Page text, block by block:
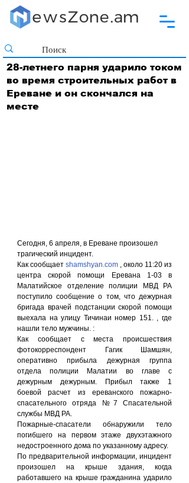
28-летнего парня ударило током
во время строительных работ в
Ереване и он скончался на
месте
Сегодня, 6 апреля, в Ереване произошел
трагический инцидент.
Как сообщает shamshyan.com , около 11:20 из
центра скорой помощи Еревана 1-03 в
Малатийское отделение полиции МВД РА
поступило сообщение о том, что дежурная
бригада врачей подстанции скорой помощи
выехала на улицу Тичинаи номер 151. , где
нашли тело мужчины. :
Как сообщает с места происшествия
фотокорреспондент Гагик Шамшян,
оперативно прибыла дежурная группа
отдела полиции Малатии во главе с
дежурным дежурным. Прибыл также 1
боевой расчет из ереванского пожарно-
спасательного отряда №7 Спасательной
службы МВД РА.
Пожарные-спасатели обнаружили тело
погибшего на первом этаже двухэтажного
недостроенного дома по указанному адресу.
По предварительной информации, инцидент
произошел на крыше здания, когда
работавшего на крыше гражданина ударило